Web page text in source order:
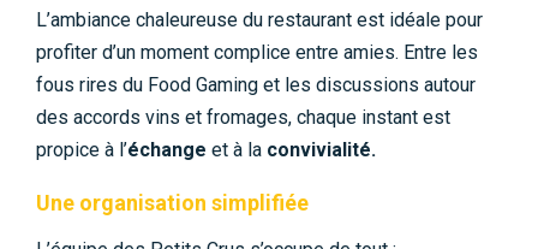
L’ambiance chaleureuse du restaurant est idéale pour
profiter d’un moment complice entre amies. Entre les
fous rires du Food Gaming et les discussions autour
des accords vins et fromages, chaque instant est
propice à l’échange et à la convivialité.
Une organisation simplifiée